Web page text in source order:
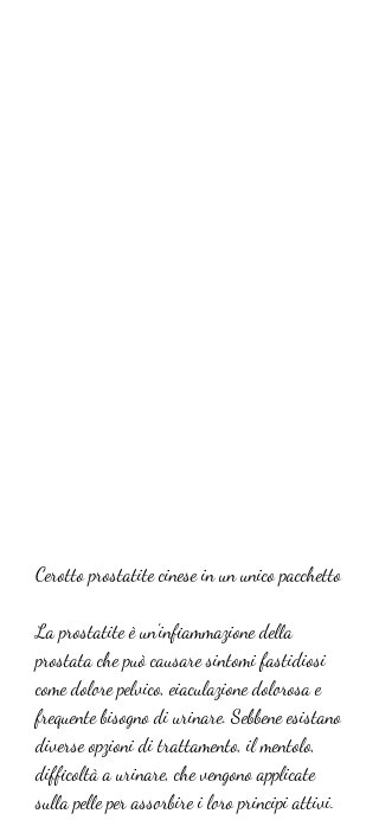
Cerotto prostatite cinese in un unico pacchetto
La prostatite è un'infiammazione della
prostata che può causare sintomi fastidiosi
come dolore pelvico, eiaculazione dolorosa e
frequente bisogno di urinare. Sebbene esistano
diverse opzioni di trattamento, il mentolo,
difficoltà a urinare, che vengono applicate
sulla pelle per assorbire i loro principi attivi.